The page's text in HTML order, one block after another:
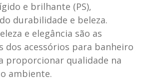
e brilhante (PS),
durabilidade e beleza.
e elegância são as
dos acessórios para banheiro
proporcionar qualidade na
ambiente.